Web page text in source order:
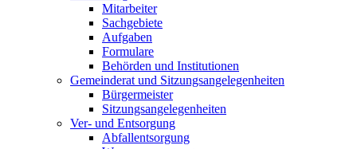
Mitarbeiter
Sachgebiete
Aufgaben
Formulare
Behörden und Institutionen
Gemeinderat und Sitzungsangelegenheiten
Bürgermeister
Sitzungsangelegenheiten
Ver- und Entsorgung
Abfallentsorgung